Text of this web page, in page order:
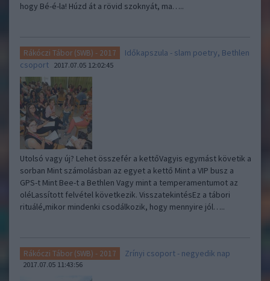
hogy Bé-é-la! Húzd át a rövid szoknyát, ma…..
Rákóczi Tábor (SWB) - 2017
Időkapszula - slam poetry, Bethlen
csoport 2017.07.05 12:02:45
Utolsó vagy új? Lehet összefér a kettőVagyis egymást követik a
sorban Mint számolásban az egyet a kettő Mint a VIP busz a
GPS-t Mint Bee-t a Bethlen Vagy mint a temperamentumot az
oléLassított felvétel következik. VisszatekintésEz a tábori
rituálé,mikor mindenki csodálkozik, hogy mennyire jól…..
Rákóczi Tábor (SWB) - 2017 Zrínyi csoport - negyedik nap
2017.07.05 11:43:56